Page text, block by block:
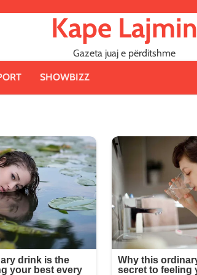
Kape Lajmin
Gazeta juaj e përditshme
SHOWBIZZ